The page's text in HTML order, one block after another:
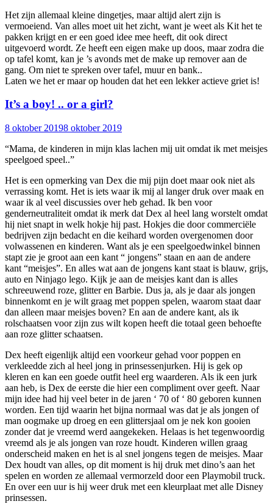
Het zijn allemaal kleine dingetjes, maar altijd alert zijn is
vermoeiend. Van alles moet uit het zicht, want je weet als Kit het te
pakken krijgt en er een goed idee mee heeft, dit ook direct
uitgevoerd wordt. Ze heeft een eigen make up doos, maar zodra die
op tafel komt, kan je ’s avonds met de make up remover aan de
gang. Om niet te spreken over tafel, muur en bank..
Laten we het er maar op houden dat het een lekker actieve griet is!
It’s a boy! .. or a girl?
8 oktober 20198 oktober 2019
“Mama, de kinderen in mijn klas lachen mij uit omdat ik met meisjes
speelgoed speel..”
Het is een opmerking van Dex die mij pijn doet maar ook niet als
verrassing komt. Het is iets waar ik mij al langer druk over maak en
waar ik al veel discussies over heb gehad. Ik ben voor
genderneutraliteit omdat ik merk dat Dex al heel lang worstelt omdat
hij niet snapt in welk hokje hij past. Hokjes die door commerciële
bedrijven zijn bedacht en die keihard worden overgenomen door
volwassenen en kinderen. Want als je een speelgoedwinkel binnen
stapt zie je groot aan een kant “ jongens” staan en aan de andere
kant “meisjes”. En alles wat aan de jongens kant staat is blauw, grijs,
auto en Ninjago lego. Kijk je aan de meisjes kant dan is alles
schreeuwend roze, glitter en Barbie. Dus ja, als je daar als jongen
binnenkomt en je wilt graag met poppen spelen, waarom staat daar
dan alleen maar meisjes boven? En aan de andere kant, als ik
rolschaatsen voor zijn zus wilt kopen heeft die totaal geen behoefte
aan roze glitter schaatsen.
Dex heeft eigenlijk altijd een voorkeur gehad voor poppen en
verkleedde zich al heel jong in prinsessenjurken. Hij is gek op
kleren en kan een goede outfit heel erg waarderen. Als ik een jurk
aan heb, is Dex de eerste die hier een compliment over geeft. Naar
mijn idee had hij veel beter in de jaren ‘ 70 of ‘ 80 geboren kunnen
worden. Een tijd waarin het bijna normaal was dat je als jongen of
man oogmake up droeg en een glittersjaal om je nek kon gooien
zonder dat je vreemd werd aangekeken. Helaas is het tegenwoordig
vreemd als je als jongen van roze houdt. Kinderen willen graag
onderscheid maken en het is al snel jongens tegen de meisjes. Maar
Dex houdt van alles, op dit moment is hij druk met dino’s aan het
spelen en worden ze allemaal vermorzeld door een Playmobil truck.
En over een uur is hij weer druk met een kleurplaat met alle Disney
prinsessen.